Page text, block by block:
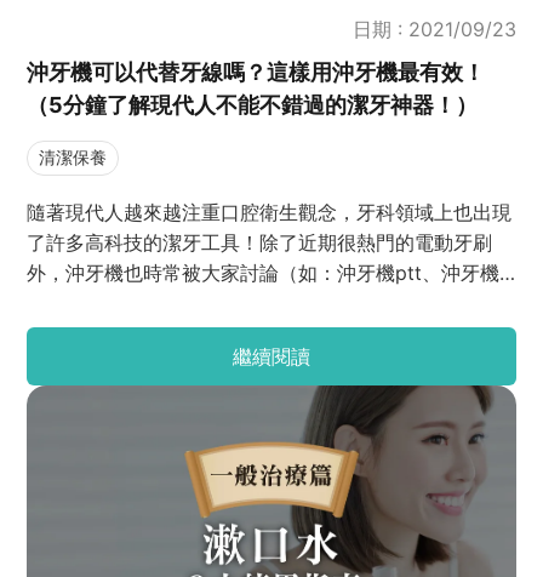
日期 : 2021/09/23
沖牙機可以代替牙線嗎？這樣用沖牙機最有效！
（5分鐘了解現代人不能不錯過的潔牙神器！）
清潔保養
隨著現代人越來越注重口腔衛生觀念，牙科領域上也出現
了許多高科技的潔牙工具！除了近期很熱門的電動牙刷
外，沖牙機也時常被大家討論（如：沖牙機ptt、沖牙機
等）。今天J編就來帶大家透過常見的問題來快速認識沖
繼續閱讀